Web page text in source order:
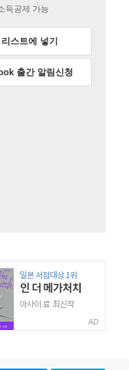
득공제 가능
리스트에 넣기
출간 알림신청
AD